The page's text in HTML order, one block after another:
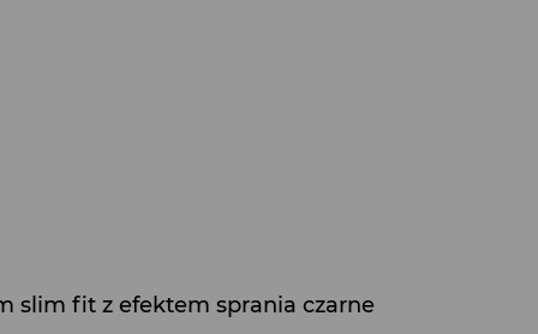
slim fit z efektem sprania czarne